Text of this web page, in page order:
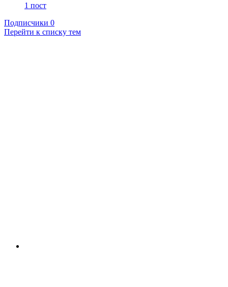
1 пост
Подписчики 0
Перейти к списку тем